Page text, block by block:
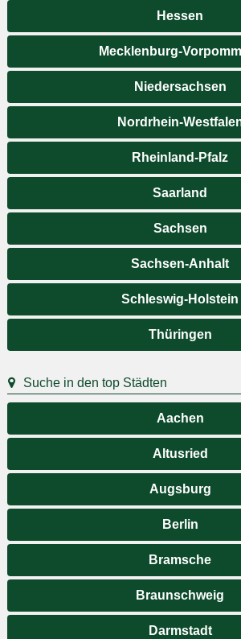
Hessen
Mecklenburg-
Niedersachsen
Nordrhein-
Rheinland-Pfalz
Saarland
Sachsen
Sachsen-Anhalt
Schleswig-Holstein
Thüringen
Suche in den top Städten
Aachen
Altusried
Augsburg
Berlin
Bramsche
Braunschweig
Darmstadt